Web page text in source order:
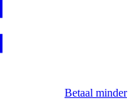
Betaal minder